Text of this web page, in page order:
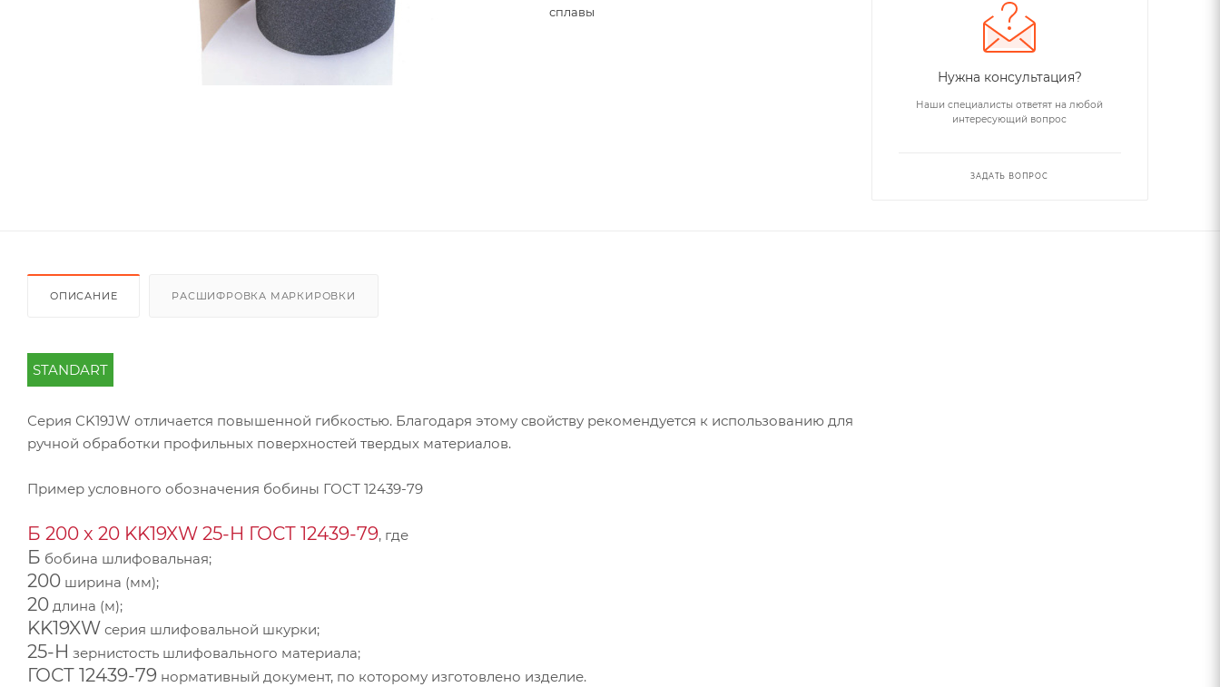
сплавы
Нужна консультация?
Наши специалисты ответят на любой
интересующий вопрос
ЗАДАТЬ ВОПРОС
ОПИСАНИЕ РАСШИФРОВКА МАРКИРОВКИ
STANDART
Серия СK19JW отличается повышенной гибкостью. Благодаря этому свойству рекомендуется к использованию для
ручной обработки профильных поверхностей твердых материалов.
Пример условного обозначения бобины ГОСТ 12439-79
Б 200 х 20 KK19XW 25-H ГОСТ 12439-79, где
Б бобина шлифовальная;
200 ширина (мм);
20 длина (м);
KK19XW серия шлифовальной шкурки;
25-H зернистость шлифовального материала;
ГОСТ 12439-79 нормативный документ, по которому изготовлено изделие.